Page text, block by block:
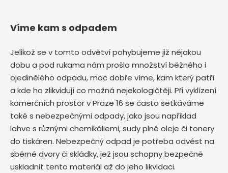
Víme kam s odpadem
Jelikož se v tomto odvětví pohybujeme již nějakou
dobu a pod rukama nám prošlo množství běžného i
ojedinělého odpadu, moc dobře víme, kam který patří
a kde ho zlikvidují co možná nejekologičtěji. Při vyklízení
komerčních prostor v Praze 16 se často setkáváme
také s nebezpečnými odpady, jako jsou například
lahve s různými chemikáliemi, sudy plné oleje či tonery
do tiskáren. Nebezpečný odpad je potřeba odvést na
sběrné dvory či skládky, jež jsou schopny bezpečně
uskladnit tento materiál až do jeho likvidaci.